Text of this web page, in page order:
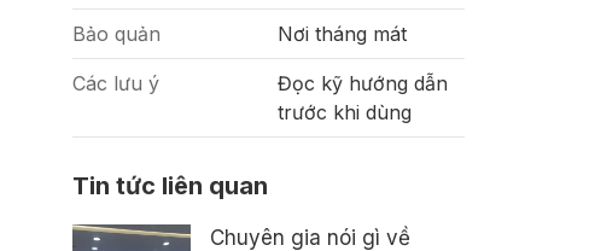
Bảo quản Nơi tháng mát
Các lưu ý
Đọc kỹ hướng dẫn
trước khi dùng
Tin tức liên quan
Chuyên gia nói gì về